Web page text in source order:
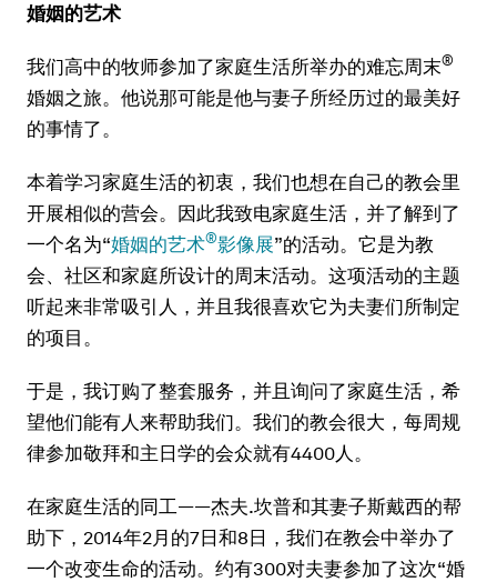
婚姻的艺术
我们高中的牧师参加了家庭生活所举办的难忘周末®
婚姻之旅。他说那可能是他与妻子所经历过的最美好
的事情了。
本着学习家庭生活的初衷，我们也想在自己的教会里
开展相似的营会。因此我致电家庭生活，并了解到了
一个名为“婚姻的艺术®影像展”的活动。它是为教
会、社区和家庭所设计的周末活动。这项活动的主题
听起来非常吸引人，并且我很喜欢它为夫妻们所制定
的项目。
于是，我订购了整套服务，并且询问了家庭生活，希
望他们能有人来帮助我们。我们的教会很大，每周规
律参加敬拜和主日学的会众就有4400人。
在家庭生活的同工——杰夫.坎普和其妻子斯戴西的帮
助下，2014年2月的7日和8日，我们在教会中举办了
一个改变生命的活动。约有300对夫妻参加了这次“婚